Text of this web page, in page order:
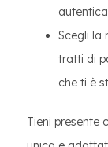
Scegli la
tratti di
che ti è
Tieni presente